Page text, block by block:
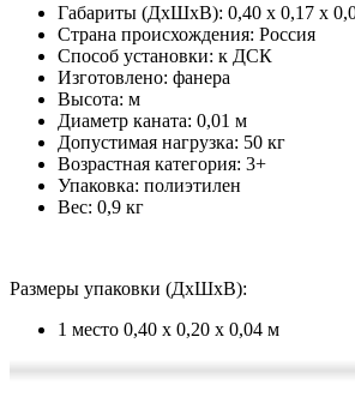
Габариты (ДхШхВ): 0,40 х 0,17 х
Страна происхождения: Россия
Способ установки: к ДСК
Изготовлено: фанера
Высота: м
Диаметр каната: 0,01 м
Допустимая нагрузка: 50 кг
Возрастная категория: 3+
Упаковка: полиэтилен
Вес: 0,9 кг
Размеры упаковки (ДхШхВ):
1 место 0,40 х 0,20 х 0,04 м